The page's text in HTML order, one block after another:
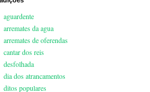
aguardente
arremates da agua
arremates de oferendas
cantar dos reis
desfolhada
dia dos atrancamentos
ditos populares